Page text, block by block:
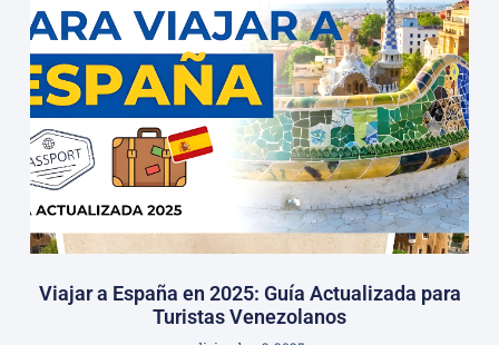
Viajar a España en 2025: Guía Actualizada para
Turistas Venezolanos